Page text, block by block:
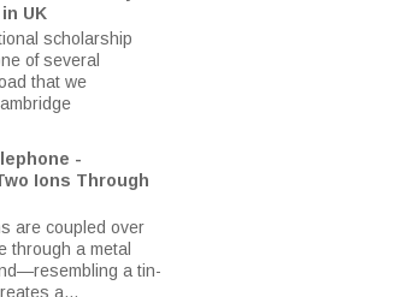
UK
scholarship
of several
that we
-
Ions Through
are coupled over
through a metal
a tin-
a...